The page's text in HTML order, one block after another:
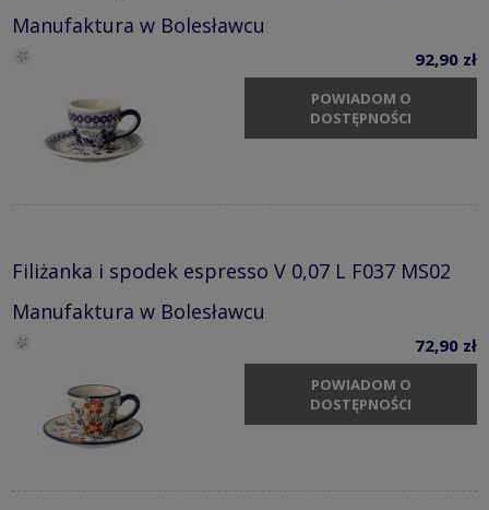
Manufaktura w Bolesławcu
92,90 zł
POWIADOM O
DOSTĘPNOŚCI
Filiżanka i spodek espresso V 0,07 L F037 MS02
Manufaktura w Bolesławcu
72,90 zł
POWIADOM O
DOSTĘPNOŚCI